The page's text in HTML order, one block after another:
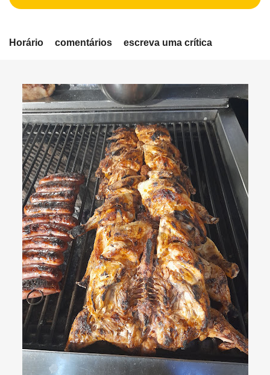
Horário comentários escreva uma crítica